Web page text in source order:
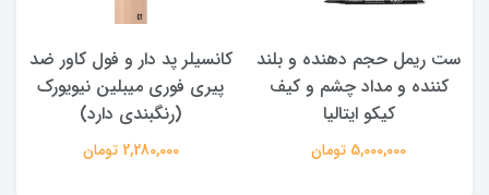
ست ریمل حجم دهنده و بلند
کننده و مداد چشم و کیف
کیکو ایتالیا
5,000,000 تومان
کانسیلر پد دار و فول کاور ضد
پیری فوری میبلین نیویورک
(رنگبندی دارد)
2,280,000 تومان